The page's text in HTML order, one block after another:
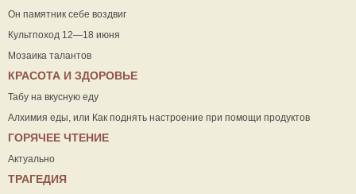
Он памятник себе воздвиг
Культпоход 12—18 июня
Мозаика талантов
КРАСОТА И ЗДОРОВЬЕ
Табу на вкусную еду
Алхимия еды, или Как поднять настроение при помощи продуктов
ГОРЯЧЕЕ ЧТЕНИЕ
Актуально
ТРАГЕДИЯ